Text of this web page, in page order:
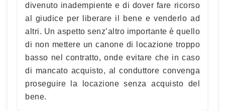
divenuto inadempiente e di dover fare ricorso
al giudice per liberare il bene e venderlo ad
altri. Un aspetto senz’altro importante è quello
di non mettere un canone di locazione troppo
basso nel contratto, onde evitare che in caso
di mancato acquisto, al conduttore convenga
proseguire la locazione senza acquisto del
bene.